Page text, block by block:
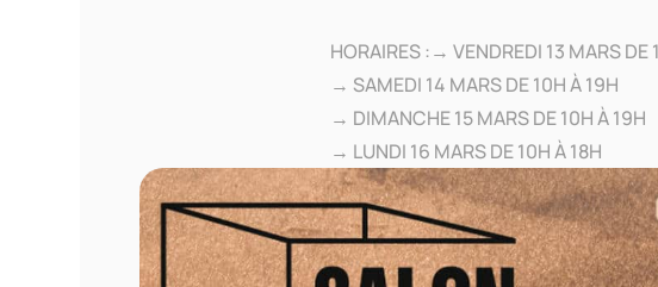
HORAIRES :→ VENDREDI 13 MARS DE
→ SAMEDI 14 MARS DE 10H À 19H
→ DIMANCHE 15 MARS DE 10H À 19H
→ LUNDI 16 MARS DE 10H À 18H